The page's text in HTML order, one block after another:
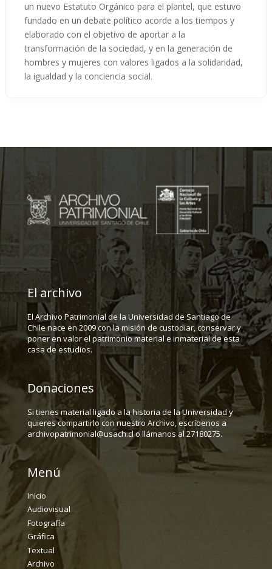
un nuevo Estatuto Orgánico para el plantel, que estuvo
fundado en un debate político acorde a los tiempos y
elaborado con el objetivo de aportar a la
transformación de la sociedad, y en la generación de
hombres y mujeres con valores ligados a la solidaridad,
la igualdad y la conciencia social.
El archivo
El Archivo Patrimonial de la Universidad de Santiago de
Chile nace en 2009 con la misión de custodiar, conservar y
poner en valor el patrimonio material e inmaterial de esta
casa de estudios.
Donaciones
Si tienes material ligado a la historia de la Universidad y
quieres compartirlo con nuestro Archivo, escríbenos a
archivopatrimonial@usach.cl o llámanos al 27180275.
Menú
Inicio
Audiovisual
Fotografía
Gráfica
Textual
Archivo